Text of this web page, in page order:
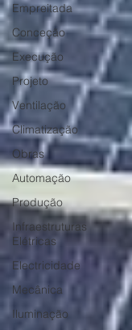
Empreitada
Conceção
Execução
Projeto
Ventilação
Climatização
Obras
Automação
Produção
Infraestruturas
Elétricas
Electricidade
Mecânica
Iluminação